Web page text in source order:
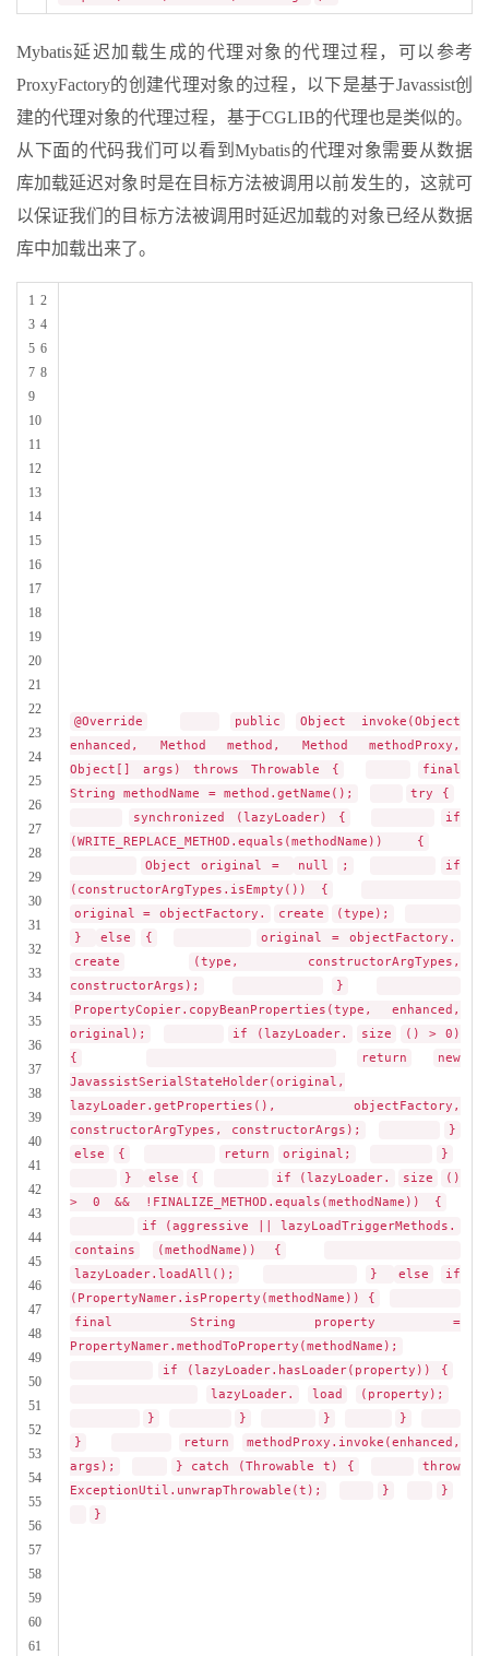
Mybatis延迟加载生成的代理对象的代理过程，可以参考
ProxyFactory的创建代理对象的过程，以下是基于Javassist创
建的代理对象的代理过程，基于CGLIB的代理也是类似的。
从下面的代码我们可以看到Mybatis的代理对象需要从数据
库加载延迟对象时是在目标方法被调用以前发生的，这就可
以保证我们的目标方法被调用时延迟加载的对象已经从数据
库中加载出来了。
1 2
3 4
5 6
7 8
9
10
11
12
13
14
15
16
17
18
19
20
21
22
23
24
25
26
27
28
29
30
31
32
33
34
35
36
37
38
39
40
41
42
43
44
45
46
47
48
49
50
51
52
53
54
55
56
57
58
59
60
61
@Override public
Object invoke(Object
enhanced, Method method, Method methodProxy,
Object[] args) throws Throwable {
final
String methodName = method.getName();
try {
synchronized (lazyLoader) {
if
(WRITE_REPLACE_METHOD.equals(methodName)) {
Object original =
null ;
if
(constructorArgTypes.isEmpty()) {
original = objectFactory.
create
(type);
}
else {
original = objectFactory.
create
(type, constructorArgTypes,
constructorArgs);
}
PropertyCopier.copyBeanProperties(type, enhanced,
original);
if (lazyLoader. size
() > 0)
{
return
new
JavassistSerialStateHolder(original,
lazyLoader.getProperties(), objectFactory,
constructorArgTypes, constructorArgs);
}
else
{ return original;
}
}
else { if (lazyLoader. size
()
> 0 && !FINALIZE_METHOD.equals(methodName)) {
if (aggressive || lazyLoadTriggerMethods.
contains
(methodName)) {
lazyLoader.loadAll();
} else
if
(PropertyNamer.isProperty(methodName)) {
final String property =
PropertyNamer.methodToProperty(methodName);
if (lazyLoader.hasLoader(property)) {
lazyLoader.
load
(property);
}
} }
}
}
return
methodProxy.invoke(enhanced,
args);
} catch (Throwable t) {
throw
ExceptionUtil.unwrapThrowable(t);
}
}
}